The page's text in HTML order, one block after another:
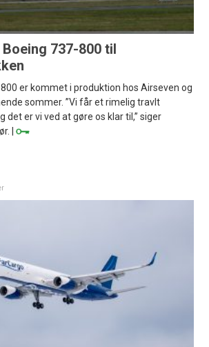
737-800 til
er kommet i produktion hos Airseven og
sommer. ”Vi får et rimelig travlt
det er vi ved at gøre os klar til,” siger
|